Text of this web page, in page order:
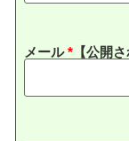
メール* 【公開